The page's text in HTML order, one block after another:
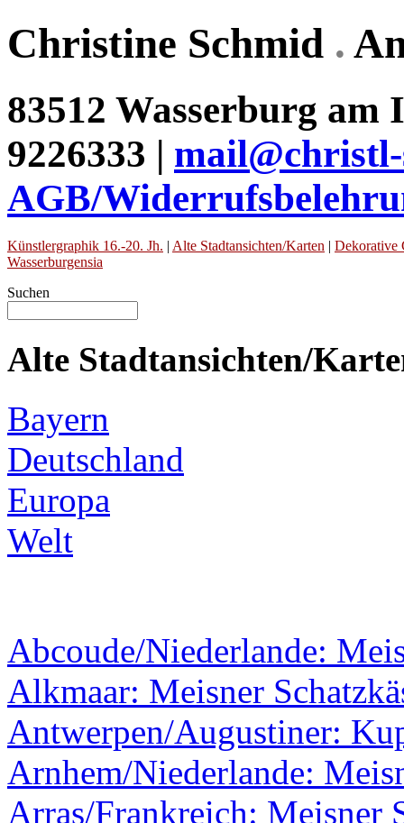
Christine Schmid .
83512 Wasserburg am
9226333 |
AGB/
Künstlergraphik 16.-20. Jh. | Alte Stadtansichten/Karten | Dekorative
Wasserburgensia
Suchen
Alte Stadtansichten/
Bayern
Deutschland
Europa
Welt
Abcoude/Niederlande:
Alkmaar: Meisner
Antwerpen/Augustiner:
Arnhem/Niederlande:
Arras/Frankreich: Meisner